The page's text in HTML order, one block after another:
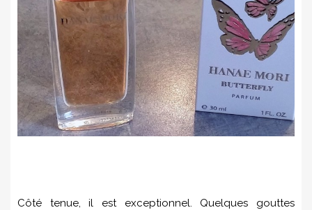
Côté tenue, il est exceptionnel. Quelques gouttes